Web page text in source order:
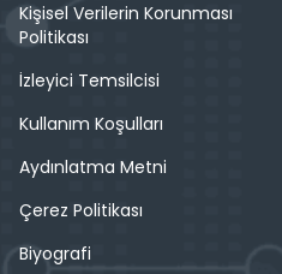
Kişisel Verilerin Korunması
Politikası
İzleyici Temsilcisi
Kullanım Koşulları
Aydınlatma Metni
Çerez Politikası
Biyografi